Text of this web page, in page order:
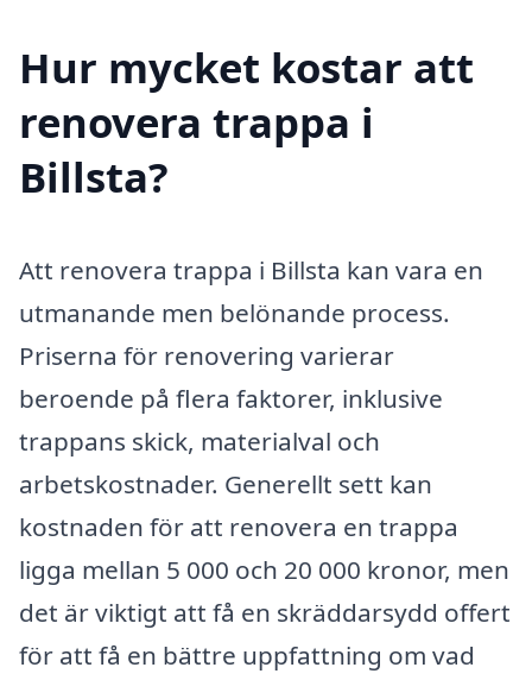
Hur mycket kostar att
renovera trappa i
Billsta?
Att renovera trappa i Billsta kan vara en
utmanande men belönande process.
Priserna för renovering varierar
beroende på flera faktorer, inklusive
trappans skick, materialval och
arbetskostnader. Generellt sett kan
kostnaden för att renovera en trappa
ligga mellan 5 000 och 20 000 kronor, men
det är viktigt att få en skräddarsydd offert
för att få en bättre uppfattning om vad